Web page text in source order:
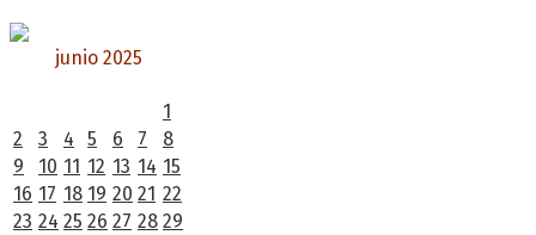
junio 2025
1
2
3 4 5 6 7
8
9
10 11 12 13 14 15
16 17 18 19 20 21 22
23 24 25 26 27 28 29